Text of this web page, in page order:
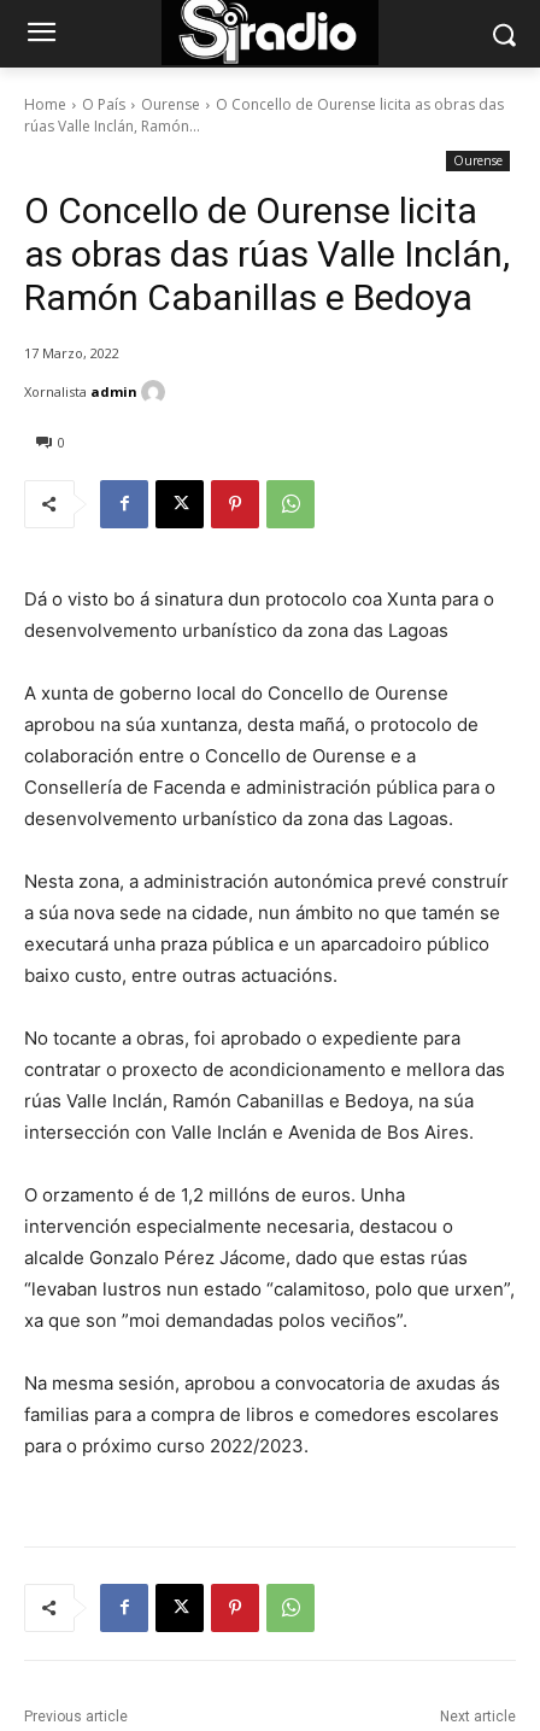
Home O País Ourense
O Concello de Ourense licita as obras das
rúas Valle Inclán, Ramón...
Ourense
O Concello de Ourense licita
as obras das rúas Valle Inclán,
Ramón Cabanillas e Bedoya
17 Marzo, 2022
0
Xornalista admin
Dá o visto bo á sinatura dun protocolo coa Xunta para o
desenvolvemento urbanístico da zona das Lagoas
A xunta de goberno local do Concello de Ourense
aprobou na súa xuntanza, desta mañá, o protocolo de
colaboración entre o Concello de Ourense e a
Consellería de Facenda e administración pública para o
desenvolvemento urbanístico da zona das Lagoas.
Nesta zona, a administración autonómica prevé construír
a súa nova sede na cidade, nun ámbito no que tamén se
executará unha praza pública e un aparcadoiro público
baixo custo, entre outras actuacións.
No tocante a obras, foi aprobado o expediente para
contratar o proxecto de acondicionamento e mellora das
rúas Valle Inclán, Ramón Cabanillas e Bedoya, na súa
intersección con Valle Inclán e Avenida de Bos Aires.
O orzamento é de 1,2 millóns de euros. Unha
intervención especialmente necesaria, destacou o
alcalde Gonzalo Pérez Jácome, dado que estas rúas
“levaban lustros nun estado “calamitoso, polo que urxen”,
xa que son ”moi demandadas polos veciños”.
Na mesma sesión, aprobou a convocatoria de axudas ás
familias para a compra de libros e comedores escolares
para o próximo curso 2022/2023.
Previous article Next article